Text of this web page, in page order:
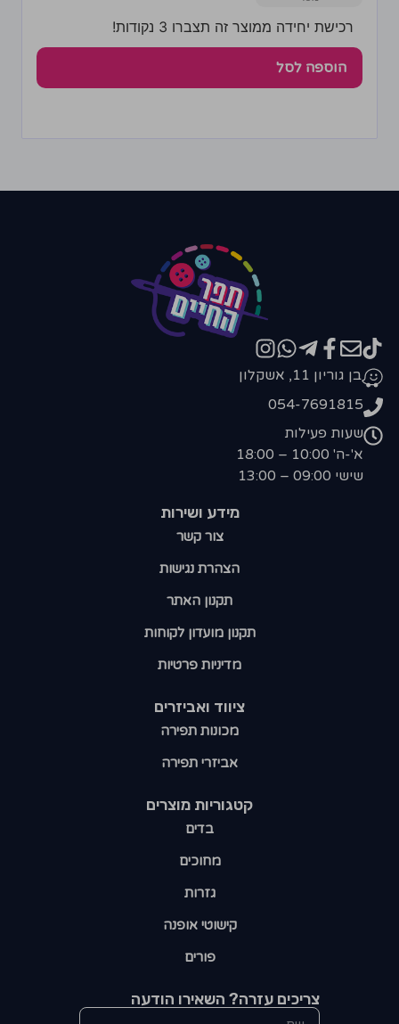
רכישת יחידה ממוצר זה תצברו 3 נקודות!
הוספה לסל
קטגוריות מוצרים​
בדים
מחוכים
גזרות
קישוטי אופנה
פורים
ציווד ואביזרים
מכונות תפירה
אביזרי תפירה
מידע ושירות
צור קשר
הצהרת נגישות
תקנון האתר
תקנון מועדון לקוחות
מדיניות פרטיות
בן גוריון 11, אשקלון
054-7691815
שעות פעילות
א'-ה' 10:00 – 18:00
שישי 09:00 – 13:00
צריכים עזרה? השאירו הודעה